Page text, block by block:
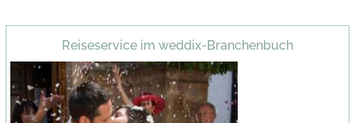
Reiseservice im weddix-Branchenbuch